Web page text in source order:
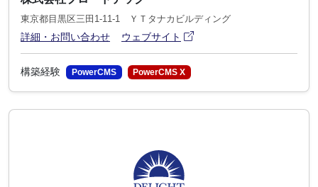
東京都目黒区三田1-11-1 ＹＴタナカビルディング
詳細・お問い合わせ ウェブサイト
構築経験 PowerCMS PowerCMS X